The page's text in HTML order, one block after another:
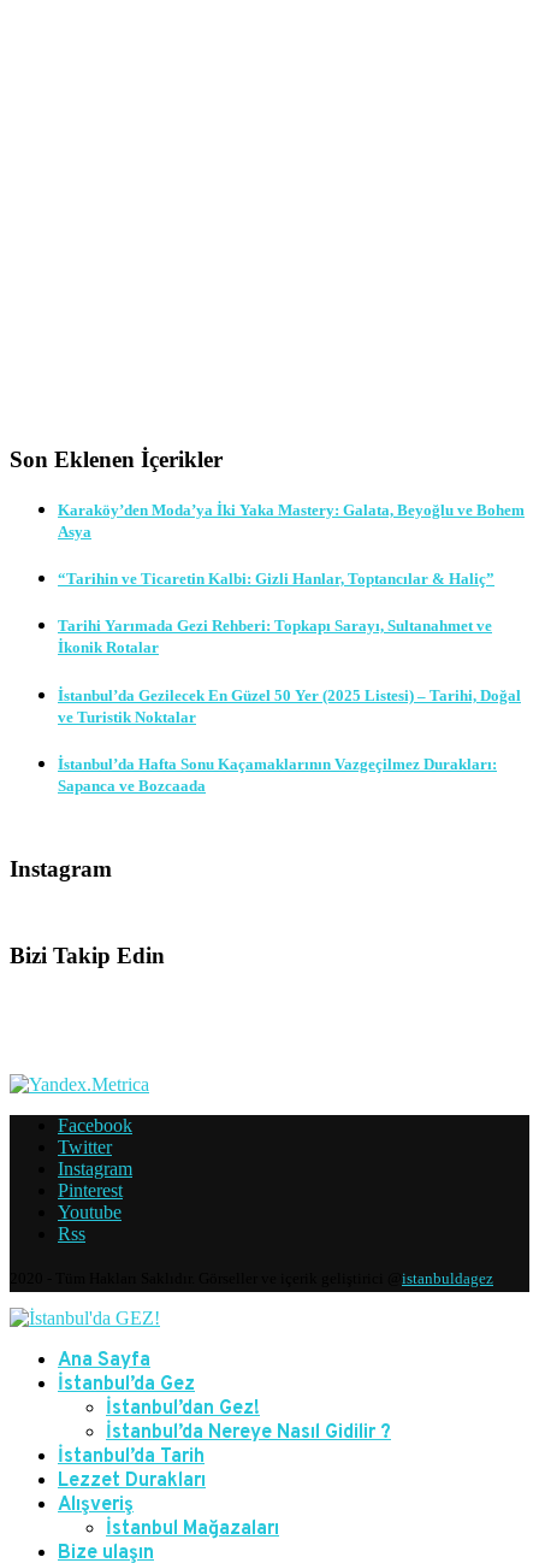
Son Eklenen İçerikler
Karaköy’den Moda’ya İki Yaka Mastery: Galata, Beyoğlu ve Bohem
Asya
“Tarihin ve Ticaretin Kalbi: Gizli Hanlar, Toptancılar & Haliç”
Tarihi Yarımada Gezi Rehberi: Topkapı Sarayı, Sultanahmet ve
İkonik Rotalar
İstanbul’da Gezilecek En Güzel 50 Yer (2025 Listesi) – Tarihi, Doğal
ve Turistik Noktalar
İstanbul’da Hafta Sonu Kaçamaklarının Vazgeçilmez Durakları:
Sapanca ve Bozcaada
Instagram
Bizi Takip Edin
Facebook
Twitter
Instagram
Pinterest
Youtube
Rss
istanbuldagez
Ana Sayfa
İstanbul’da Gez
İstanbul’dan Gez!
İstanbul’da Nereye Nasıl Gidilir ?
İstanbul’da Tarih
Lezzet Durakları
Alışveriş
İstanbul Mağazaları
Bize ulaşın